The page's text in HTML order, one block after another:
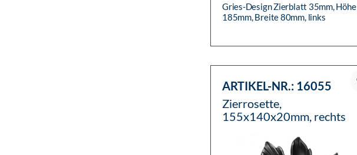
Gries-Design Zierblatt 35mm, Höhe
185mm, Breite 80mm, links
ARTIKEL-NR.: 16055
Zierrosette,
155x140x20mm, rechts